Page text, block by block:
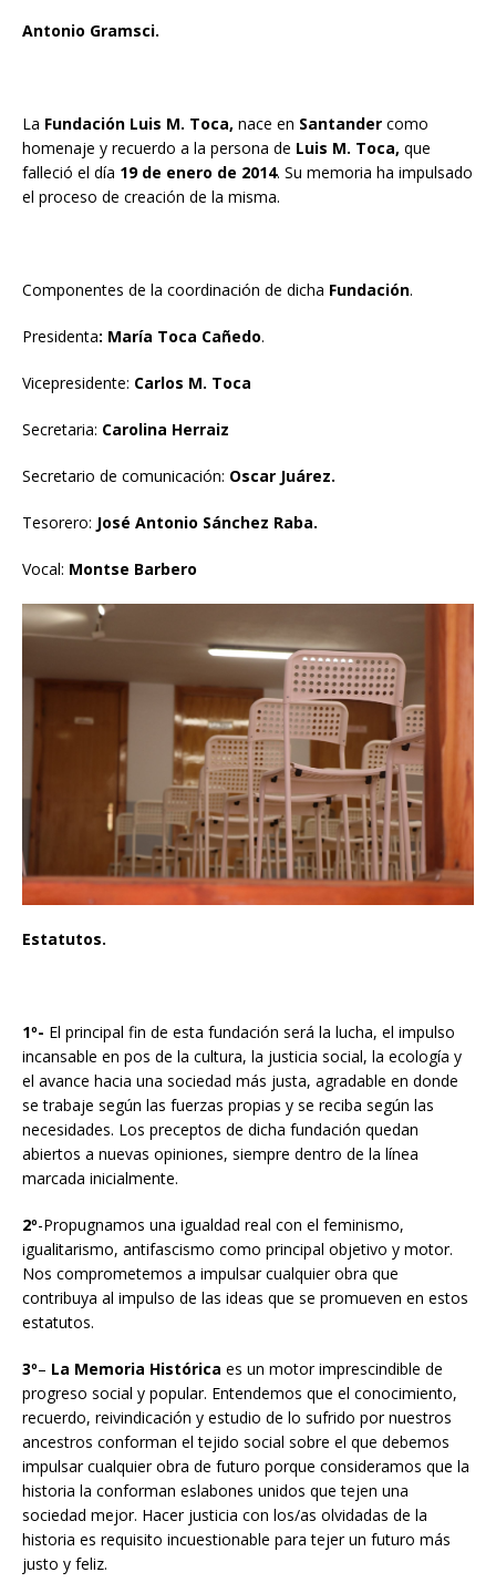
Antonio Gramsci.
La Fundación Luis M. Toca, nace en Santander como
homenaje y recuerdo a la persona de Luis M. Toca, que
falleció el día 19 de enero de 2014. Su memoria ha impulsado
el proceso de creación de la misma.
Componentes de la coordinación de dicha Fundación.
Presidenta: María Toca Cañedo.
Vicepresidente: Carlos M. Toca
Secretaria: Carolina Herraiz
Secretario de comunicación: Oscar Juárez.
Tesorero: José Antonio Sánchez Raba.
Vocal: Montse Barbero
Estatutos.
1º- El principal fin de esta fundación será la lucha, el impulso
incansable en pos de la cultura, la justicia social, la ecología y
el avance hacia una sociedad más justa, agradable en donde
se trabaje según las fuerzas propias y se reciba según las
necesidades. Los preceptos de dicha fundación quedan
abiertos a nuevas opiniones, siempre dentro de la línea
marcada inicialmente.
2º-Propugnamos una igualdad real con el feminismo,
igualitarismo, antifascismo como principal objetivo y motor.
Nos comprometemos a impulsar cualquier obra que
contribuya al impulso de las ideas que se promueven en estos
estatutos.
3º– La Memoria Histórica es un motor imprescindible de
progreso social y popular. Entendemos que el conocimiento,
recuerdo, reivindicación y estudio de lo sufrido por nuestros
ancestros conforman el tejido social sobre el que debemos
impulsar cualquier obra de futuro porque consideramos que la
historia la conforman eslabones unidos que tejen una
sociedad mejor. Hacer justicia con los/as olvidadas de la
historia es requisito incuestionable para tejer un futuro más
justo y feliz.